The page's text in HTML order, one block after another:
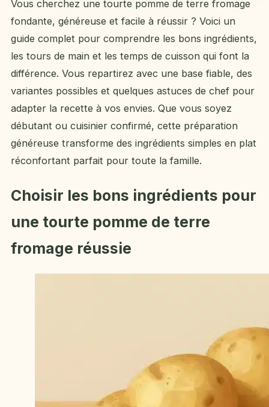
Vous cherchez une tourte pomme de terre fromage
fondante, généreuse et facile à réussir ? Voici un
guide complet pour comprendre les bons ingrédients,
les tours de main et les temps de cuisson qui font la
différence. Vous repartirez avec une base fiable, des
variantes possibles et quelques astuces de chef pour
adapter la recette à vos envies. Que vous soyez
débutant ou cuisinier confirmé, cette préparation
généreuse transforme des ingrédients simples en plat
réconfortant parfait pour toute la famille.
Choisir les bons ingrédients pour
une tourte pomme de terre
fromage réussie